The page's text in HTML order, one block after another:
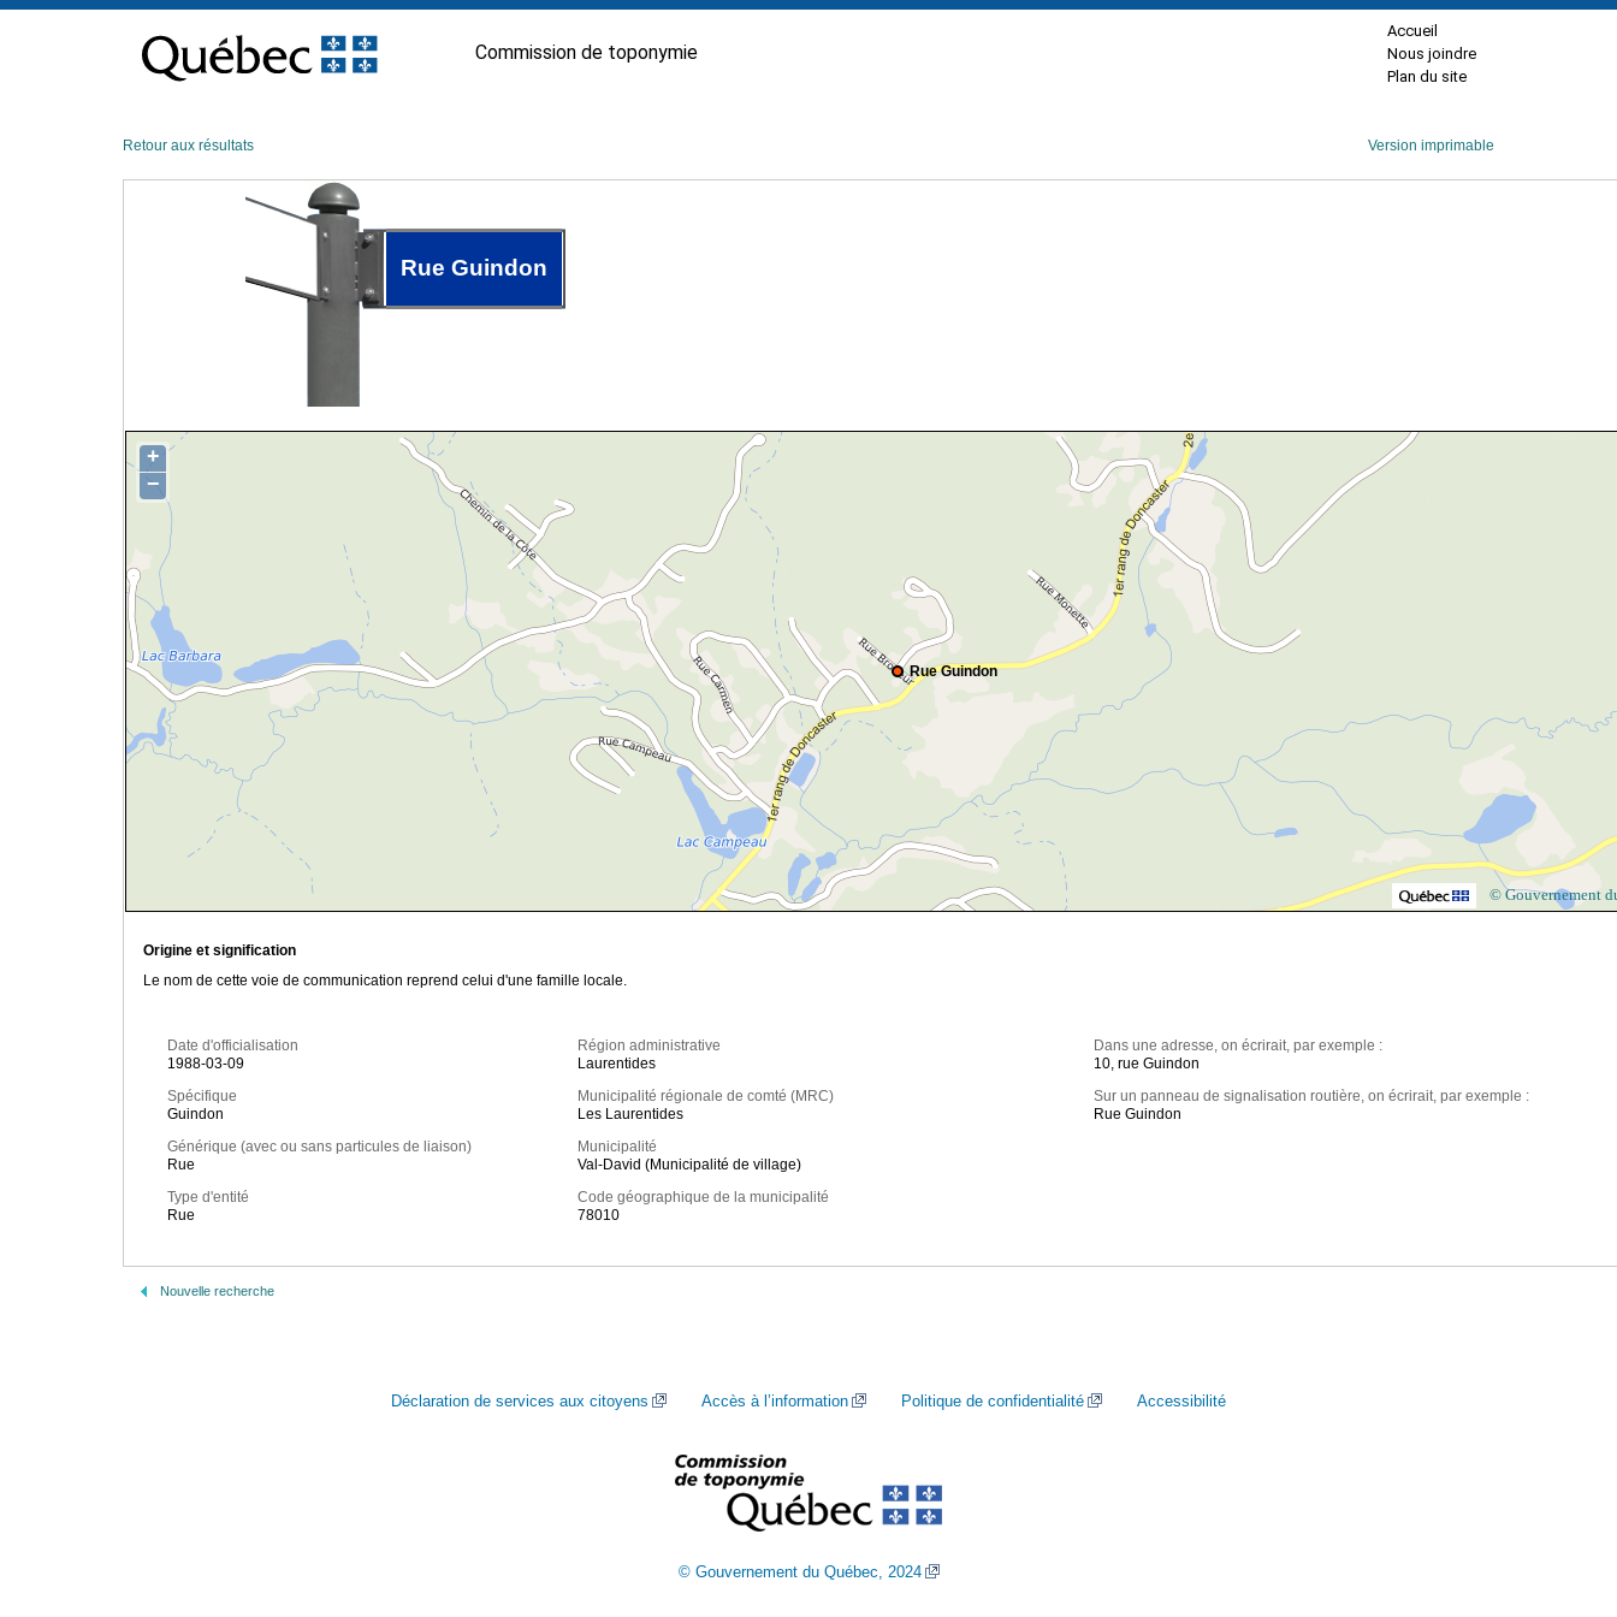
contenu
Commission de toponymie
Accueil
Nous joindre
Plan du site
Retour aux résultats Version imprimable
Rue Guindon
Rue Guindon
+
−
© Gouvernement
Origine et signification
Le nom de cette voie de communication reprend celui d'une famille locale.
Date d'officialisation
1988-03-09
Spécifique
Guindon
Générique (avec ou sans particules de liaison)
Rue
Type d'entité
Rue
Région administrative
Laurentides
Municipalité régionale de comté (MRC)
Les Laurentides
Municipalité
Val-David (Municipalité de village)
Code géographique de la municipalité
78010
Dans une adresse, on écrirait, par exemple :
10, rue Guindon
Sur un panneau de signalisation routière, on écrirait, par exemple :
Rue Guindon
Nouvelle recherche
Déclaration de services aux citoyens Accès à l’information Politique de confidentialité Accessibilité
© Gouvernement du Québec, 2024